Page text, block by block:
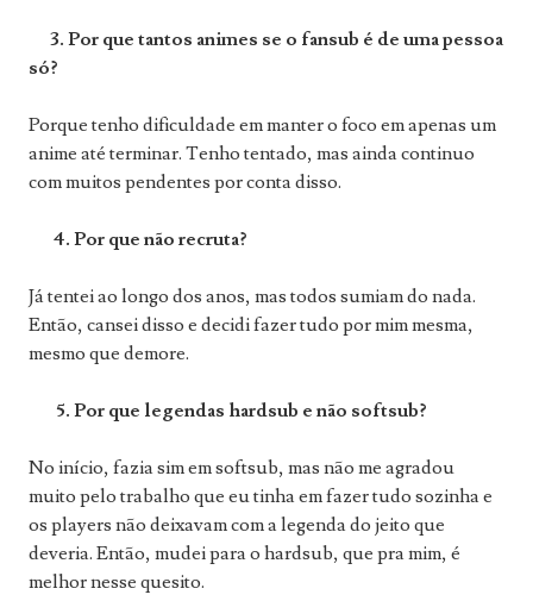
3. Por que tantos animes se o fansub é de uma pessoa
só?
Porque tenho dificuldade em manter o foco em apenas um
anime até terminar. Tenho tentado, mas ainda continuo
com muitos pendentes por conta disso.
4. Por que não recruta?
Já tentei ao longo dos anos, mas todos sumiam do nada.
Então, cansei disso e decidi fazer tudo por mim mesma,
mesmo que demore.
5. Por que legendas hardsub e não softsub?
No início, fazia sim em softsub, mas não me agradou
muito pelo trabalho que eu tinha em fazer tudo sozinha e
os players não deixavam com a legenda do jeito que
deveria. Então, mudei para o hardsub, que pra mim, é
melhor nesse quesito.